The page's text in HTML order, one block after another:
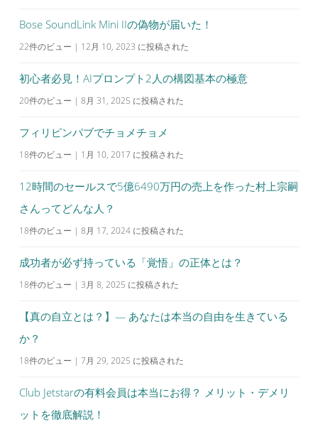
Bose SoundLink Mini IIの偽物が届いた！
22件のビュー | 12月 10, 2023 に投稿された
初心者必見！AIプロンプト2人の構図基本の極意
20件のビュー | 8月 31, 2025 に投稿された
フィリピンパブでチョメチョメ
18件のビュー | 1月 10, 2017 に投稿された
12時間のセールスで5億6490万円の売上を作った村上宗嗣
さんってどんな人？
18件のビュー | 8月 17, 2024 に投稿された
成功者が必ず持っている「覚悟」の正体とは？
18件のビュー | 3月 8, 2025 に投稿された
【真の自立とは？】— あなたは本当の自由を生きている
か？
18件のビュー | 7月 29, 2025 に投稿された
Club Jetstarの有料会員は本当にお得？ メリット・デメリ
ットを徹底解説！